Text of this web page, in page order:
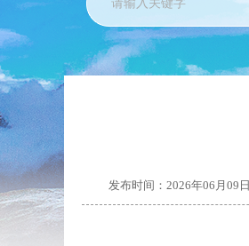
发布时间： 2026年06月09日